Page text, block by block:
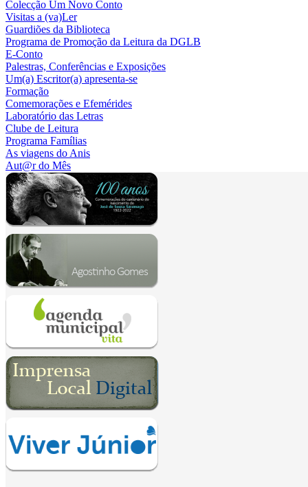
Colecção Um Novo Conto
Visitas a (va)Ler
Guardiões da Biblioteca
Programa de Promoção da Leitura da DGLB
E-Conto
Palestras, Conferências e Exposições
Um(a) Escritor(a) apresenta-se
Formação
Comemorações e Efemérides
Laboratório das Letras
Clube de Leitura
Programa Famílias
As viagens do Anis
Aut@r do Mês